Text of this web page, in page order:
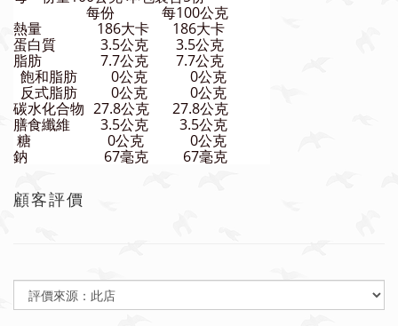
每份
每100公克
熱量
186大卡 186大卡
蛋白質
3.5公克
3.5公克
脂肪
7.7公克
7.7公克
飽和脂肪
0公克
0公克
反式脂肪
0公克
0公克
碳水化合物 27.8公克 27.8公克
膳食纖維
糖
3.5公克
0公克
3.5公克
0公克
鈉
67毫克 67毫克
顧客評價